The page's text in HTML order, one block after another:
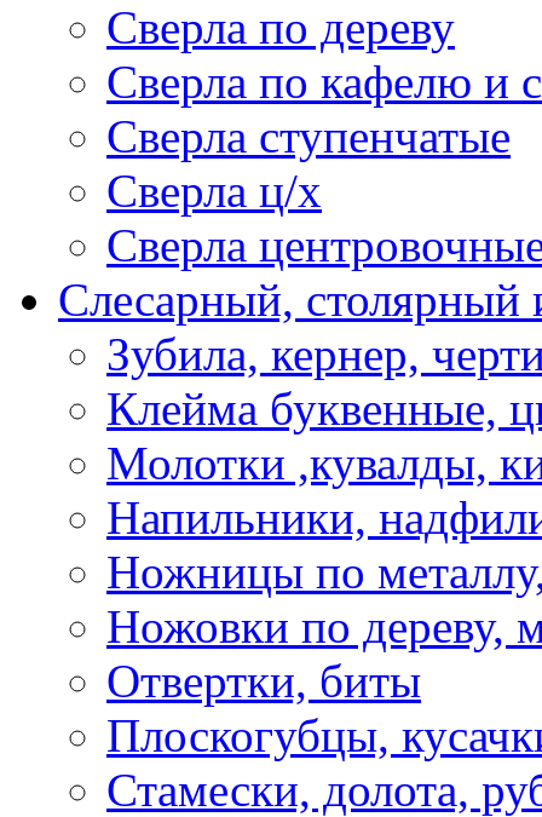
Сверла по дереву
Сверла по кафелю и
Сверла ступенчатые
Сверла ц/х
Сверла
Слесарный, столярный
Зубила, кернер,
Клейма буквенные,
Молотки ,кувалды,
Напильники,
Ножницы по
Ножовки по дереву,
Отвертки, биты
Плоскогубцы,
Стамески, долота,